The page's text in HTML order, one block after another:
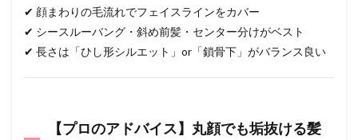
✔ 顔まわりの毛流れでフェイスラインをカバー
✔ シースルーバング・斜め前髪・センター分けがベスト
✔ 長さは「ひし形シルエット」or「鎖骨下」がバランス良い
【プロのアドバイス】丸顔でも垢抜ける髪